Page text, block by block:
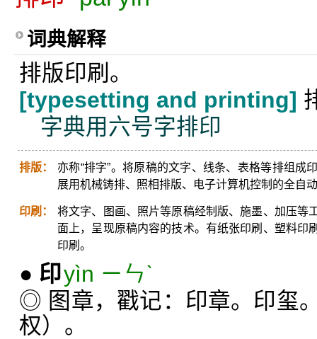
词典解释
排版印刷。
[typesetting and printing]
字典用六号字排印
排版：
亦称“排字”。将原稿的文字、线条、表格等排组
展用机械铸排、照相排版、电子计算机控制的全自
印刷：
将文字、图画、照片等原稿经制版、施墨、加压等
面上，呈现原稿内容的技术。有纸张印刷、塑料印
印刷。
● 印yìn ㄧㄣˋ
◎ 图章，戳记：印章。印玺
权）。